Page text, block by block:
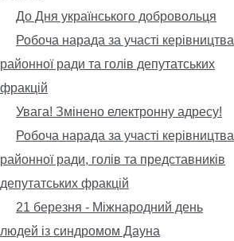
До Дня українського добровольця
Робоча нарада за участі керівництва
районної ради та голів депутатських
фракцій
Увага! Змінено електронну адресу!
Робоча нарада за участі керівництва
районної ради, голів та представників
депутатських фракцій
21 березня - Міжнародний день
людей із синдромом Дауна